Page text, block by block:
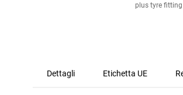
plus tyre
Dettagli Etichetta UE